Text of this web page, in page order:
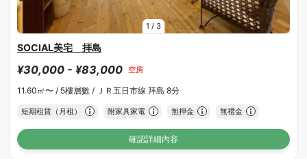
1 / 3
SOCIAL美宅 拝島
¥30,000 - ¥83,000 空房
11.60㎡〜 / 5樓層數 / ＪＲ五日市線 拜島 8分
短期租賃（月租） 附家具家電 無押金 無禮金
確認詳細內容